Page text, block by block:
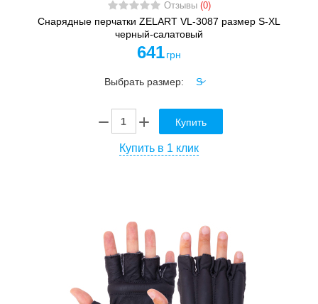
Отзывы (0)
Снарядные перчатки ZELART VL-3087 размер S-XL
черный-салатовый
641 грн
Выбрать размер:
Купить
Купить в 1 клик